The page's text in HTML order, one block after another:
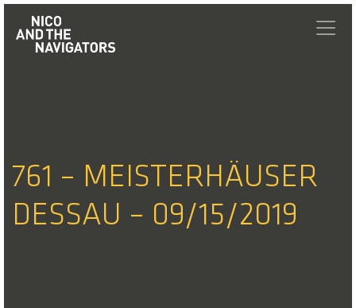
761 – MEISTERHÄUSER
DESSAU – 09/15/2019